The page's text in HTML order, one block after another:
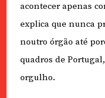
acontecer apenas
explica que nunca
noutro órgão até
quadros de
orgulho.